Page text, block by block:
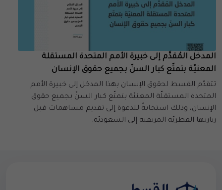
المدخل المُقدَّم إلى خبيرة الأمم المتحدة المستقلة
المعنيّة بتمتّع كبار السنّ بجميع حقوق الإنسان
تتقدّم القسط لحقوق الإنسان بهذا المدخل إلى خبيرة الأمم
المتحدة المستقلّة المعنيّة بتمتّع كبار السنّ بجميع حقوق
الإنسان، وذلك استجابةً للدعوة إلى تقديم مساهمات قبل
زيارتها القطريّة المرتقبة إلى السعوديّة.